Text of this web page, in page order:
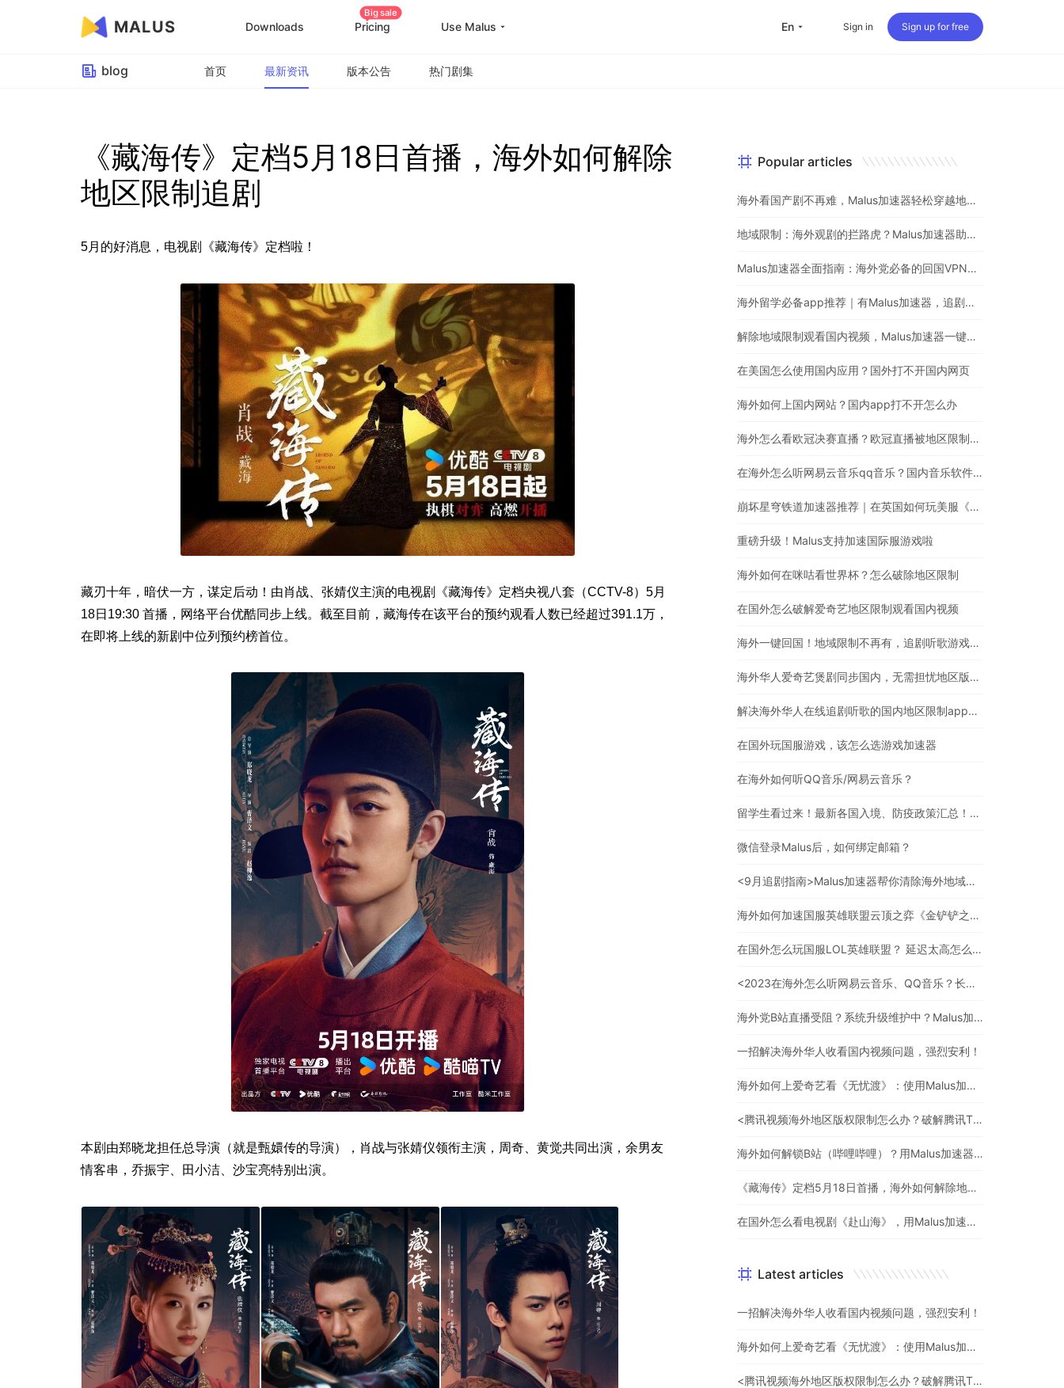
MALUS Downloads Pricing
Big sale
Use Malus en Sign in Sign up for free
blog 首页 最新资讯 版本公告 热门剧集
《藏海传》定档5月18日首播，海外如何解除
地区限制追剧
5月的好消息，电视剧《藏海传》定档啦！
藏刃十年，暗伏一方，谋定后动！由肖战、张婧仪主演的电视剧《藏海传》定档央视八套（CCTV-8）5月
18日19:30 首播，网络平台优酷同步上线。截至目前，藏海传在该平台的预约观看人数已经超过391.1万，
在即将上线的新剧中位列预约榜首位。
本剧由郑晓龙担任总导演（就是甄嬛传的导演），肖战与张婧仪领衔主演，周奇、黄觉共同出演，余男友
情客串，乔振宇、田小洁、沙宝亮特别出演。
Popular articles
海外看国产剧不再难，Malus加速器轻松穿越地理屏障
地域限制：海外观剧的拦路虎？Malus加速器助你一键突破
Malus加速器全面指南：海外党必备的回国VPN与追剧神器
海外留学必备app推荐｜有Malus加速器，追剧听歌游戏不用愁
解除地域限制观看国内视频，Malus加速器一键解决海外党烦恼
在美国怎么使用国内应用？国外打不开国内网页
海外如何上国内网站？国内app打不开怎么办
海外怎么看欧冠决赛直播？欧冠直播被地区限制？在国外怎么看国内视频
在海外怎么听网易云音乐qq音乐？国内音乐软件有版权限制解决方法
崩坏星穹铁道加速器推荐｜在英国如何玩美服《崩坏：星穹铁道》
重磅升级！Malus支持加速国际服游戏啦
海外如何在咪咕看世界杯？怎么破除地区限制
在国外怎么破解爱奇艺地区限制观看国内视频
海外一键回国！地域限制不再有，追剧听歌游戏全都行
海外华人爱奇艺煲剧同步国内，无需担忧地区版权限制
解决海外华人在线追剧听歌的国内地区限制app，强烈安利
在国外玩国服游戏，该怎么选游戏加速器
在海外如何听QQ音乐/网易云音乐？
留学生看过来！最新各国入境、防疫政策汇总！（文末有福利）
微信登录Malus后，如何绑定邮箱？
<9月追剧指南>Malus加速器帮你清除海外地域限制，实现追剧自由！
海外如何加速国服英雄联盟云顶之弈《金铲铲之战》？
在国外怎么玩国服LOL英雄联盟？ 延迟太高怎么办？
<2023在海外怎么听网易云音乐、QQ音乐？长久有效的方法来了>
海外党B站直播受阻？系统升级维护中？Malus加速器帮你一步解决真问题
一招解决海外华人收看国内视频问题，强烈安利！
海外如何上爱奇艺看《无忧渡》：使用Malus加速器一键解除地域限制
<腾讯视频海外地区版权限制怎么办？破解腾讯TV地域限制的办法>
海外如何解锁B站（哔哩哔哩）？用Malus加速器解除地域限制，一键流畅追番
《藏海传》定档5月18日首播，海外如何解除地区限制追剧
在国外怎么看电视剧《赴山海》，用Malus加速器一键解锁地区限制
Latest articles
一招解决海外华人收看国内视频问题，强烈安利！
海外如何上爱奇艺看《无忧渡》：使用Malus加速器一键解除地域限制
<腾讯视频海外地区版权限制怎么办？破解腾讯TV地域限制的办法>